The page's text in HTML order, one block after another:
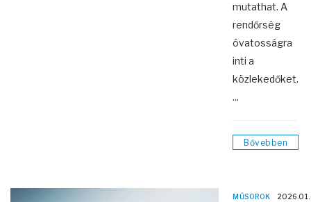
mutathat. A
rendőrség
óvatosságra
inti a
közlekedőket.
...
Bővebben
MŰSOROK